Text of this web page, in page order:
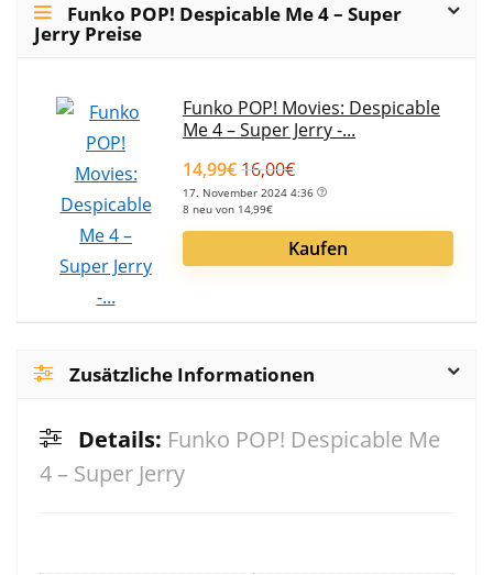
Funko POP! Despicable Me 4 – Super
Jerry Preise
Funko POP! Movies: Despicable
Me 4 – Super Jerry -...
14,99€16,00€
17. November 2024 4:36
8 neu von 14,99€
Kaufen
Zusätzliche Informationen
Details: Funko POP! Despicable Me
4 – Super Jerry